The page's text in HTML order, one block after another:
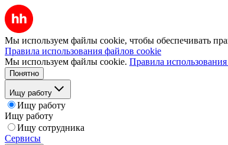
Мы используем файлы cookie, чтобы обеспечивать
Правила использования файлов cookie
Мы используем файлы cookie. Правила
Понятно
Ищу работу
Ищу работу
Ищу работу
Ищу сотрудника
Сервисы